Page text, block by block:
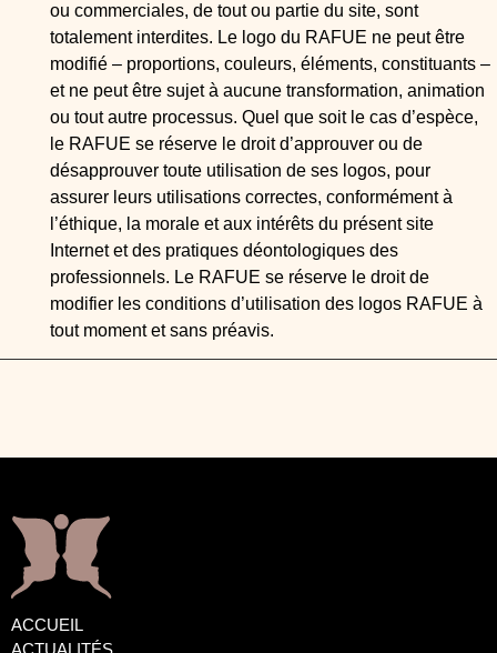
ou commerciales, de tout ou partie du site, sont
totalement interdites. Le logo du RAFUE ne peut être
modifié – proportions, couleurs, éléments, constituants –
et ne peut être sujet à aucune transformation, animation
ou tout autre processus. Quel que soit le cas d’espèce,
le RAFUE se réserve le droit d’approuver ou de
désapprouver toute utilisation de ses logos, pour
assurer leurs utilisations correctes, conformément à
l’éthique, la morale et aux intérêts du présent site
Internet et des pratiques déontologiques des
professionnels. Le RAFUE se réserve le droit de
modifier les conditions d’utilisation des logos RAFUE à
tout moment et sans préavis.
ACCUEIL